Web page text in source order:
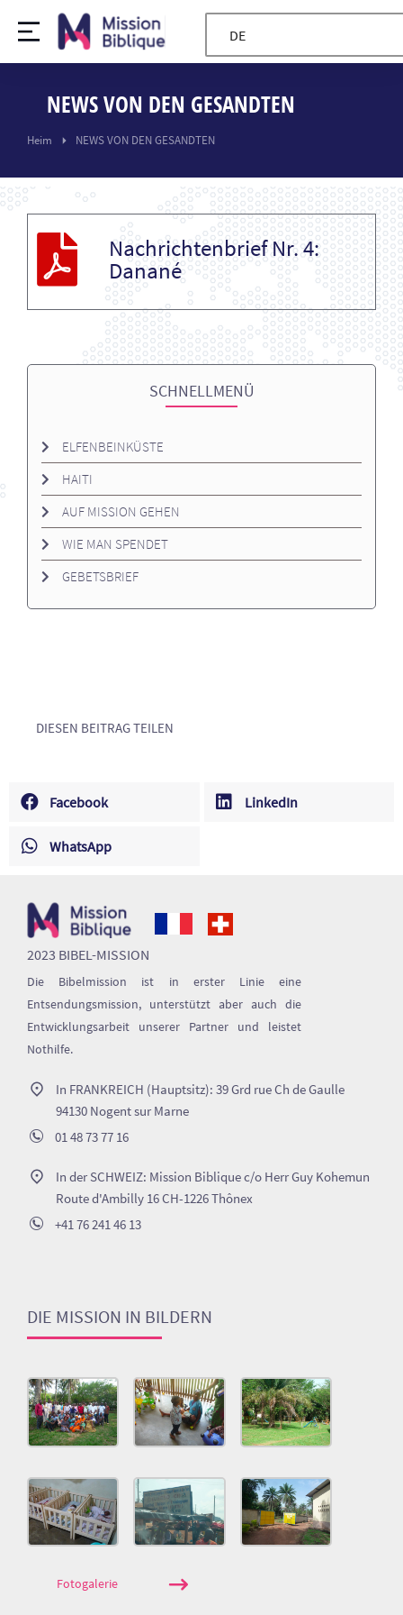
DE
NEWS VON DEN GESANDTEN
Sie sind hier:
Heim NEWS VON DEN GESANDTEN
Nachrichtenbrief Nr. 4:
Danané
SCHNELLMENÜ
ELFENBEINKÜSTE
HAITI
AUF MISSION GEHEN
WIE MAN SPENDET
GEBETSBRIEF
DIESEN BEITRAG TEILEN
Facebook LinkedIn
WhatsApp
2023 BIBEL-MISSION
Die Bibelmission ist in erster Linie eine
Entsendungsmission, unterstützt aber auch die
Entwicklungsarbeit unserer Partner und leistet
Nothilfe.
In FRANKREICH (Hauptsitz): 39 Grd rue Ch de Gaulle
94130 Nogent sur Marne
01 48 73 77 16
In der SCHWEIZ: Mission Biblique c/o Herr Guy Kohemun
Route d'Ambilly 16 CH-1226 Thônex
+41 76 241 46 13
DIE MISSION IN BILDERN
Fotogalerie